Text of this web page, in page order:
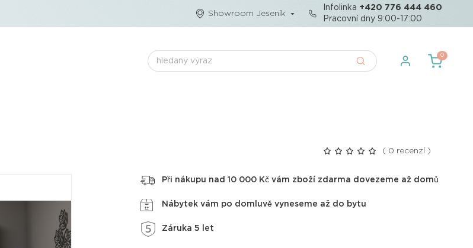
Showroom Jeseník
Infolinka +420 776 444 460
Pracovní dny 9:00-17:00
0
( 0 recenzí )
Při nákupu nad 10 000 Kč vám zboží zdarma dovezeme až domů
Nábytek vám po domluvě vyneseme až do bytu
Záruka 5 let